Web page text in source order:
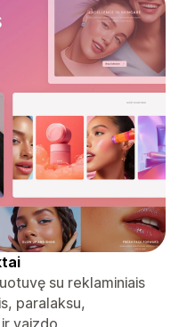
su reklaminiais
paralaksu,
vaizdo